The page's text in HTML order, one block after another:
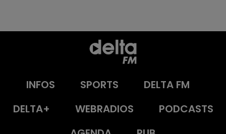
INFOS SPORTS
DELTA FM
DELTA+
WEBRADIOS
PODCASTS